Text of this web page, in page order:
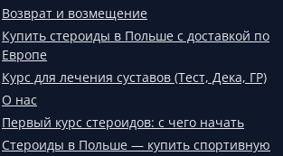
Возврат и возмещение
Купить стероиды в Польше с доставкой по
Европе
Курс для лечения суставов (Тест, Дека, ГР)
О нас
Первый курс стероидов: с чего начать
Стероиды в Польше — купить спортивную